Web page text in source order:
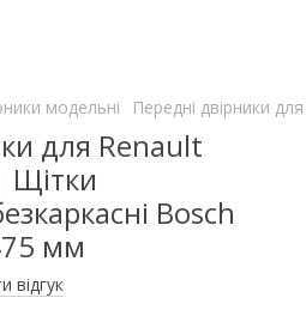
модельні Передні двірники
для Renault
Щітки
Bosch
мм
відгук